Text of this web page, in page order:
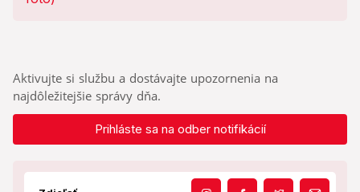
Aktivujte si službu a dostávajte upozornenia na
najdôležitejšie správy dňa.
Prihláste sa na odber notifikácií